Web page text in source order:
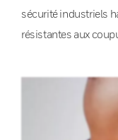
sécurité industriels
résistantes aux